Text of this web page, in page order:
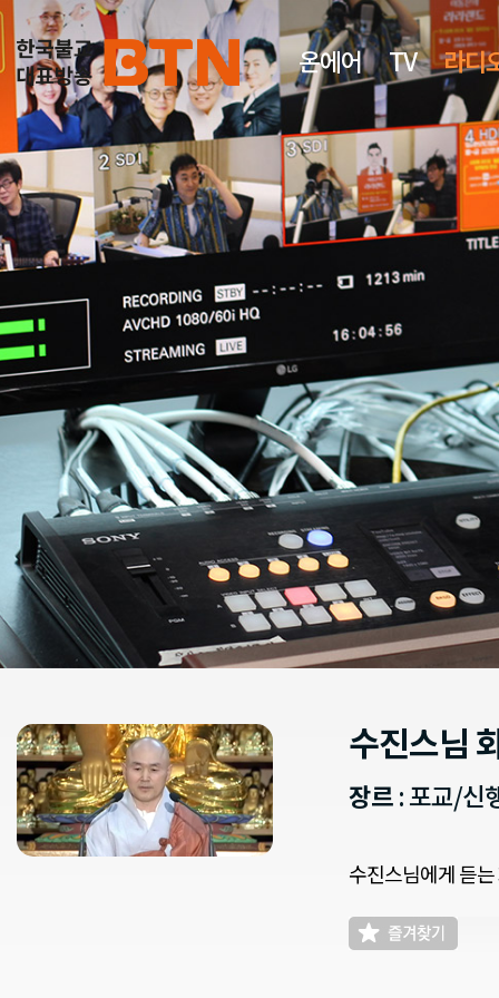
온에어 TV 라디
수진스님
장르: 포교/
수진스님에게 듣